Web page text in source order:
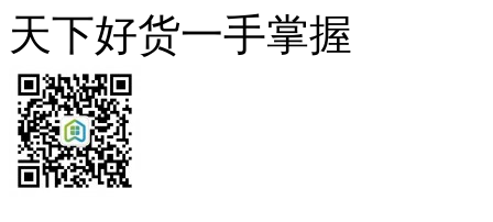
天下好货一手掌握